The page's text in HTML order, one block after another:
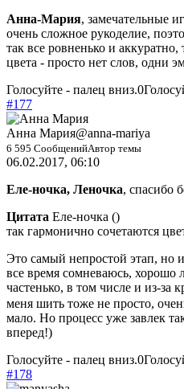
Анна-Мария, замечательные
очень сложное рукоделие,
так все ровненько и
цвета - просто нет слов, одни
Голосуйте - палец вниз.0
#177
Анна Мария@anna-mariya
6 595 СообщенийАвтор темы
06.02.2017, 06:10
Еле-ночка, Леночка, спасибо
Цитата Еле-ночка ()
так гармонично сочетаются
Это самый непростой этап, но
все время сомневаюсь, хорошо
частенько, в том числе и из-за
меня шить тоже не просто,
мало. Но процесс уже завлек
вперед!)
Голосуйте - палец вниз.0
#178